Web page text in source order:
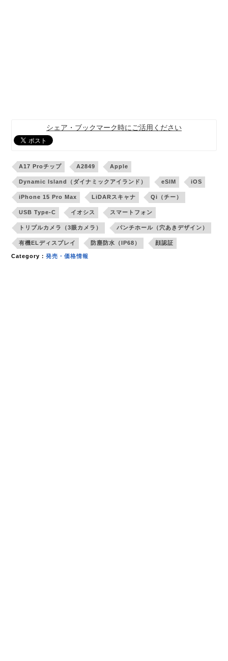
シェア・ブックマーク時にご活用ください
A17 Proチップ A2849 Apple
Dynamic Island（ダイナミックアイランド） eSIM iOS
iPhone 15 Pro Max LiDARスキャナ Qi（チー）
USB Type-C イオシス スマートフォン
トリプルカメラ（3眼カメラ） パンチホール（穴あきデザイン）
有機ELディスプレイ 防塵防水（IP68） 顔認証
Category：発売・価格情報